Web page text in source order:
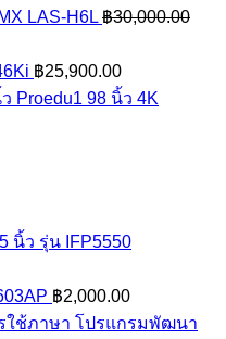
LAS-H6L ฿30,000.00
฿25,900.00
Proedu1 98 นิ้ว 4K
นิ้ว รุ่น IFP5550
฿2,000.00
โปรแกรมพัฒนา